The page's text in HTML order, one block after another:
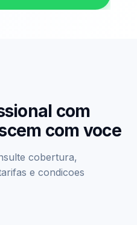
com
com voce
cobertura,
e condicoes